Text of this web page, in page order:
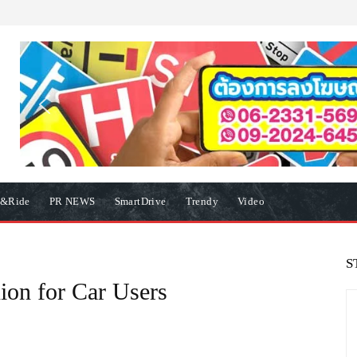
PR NEWS SmartDrive Trendy Video
for Car Users